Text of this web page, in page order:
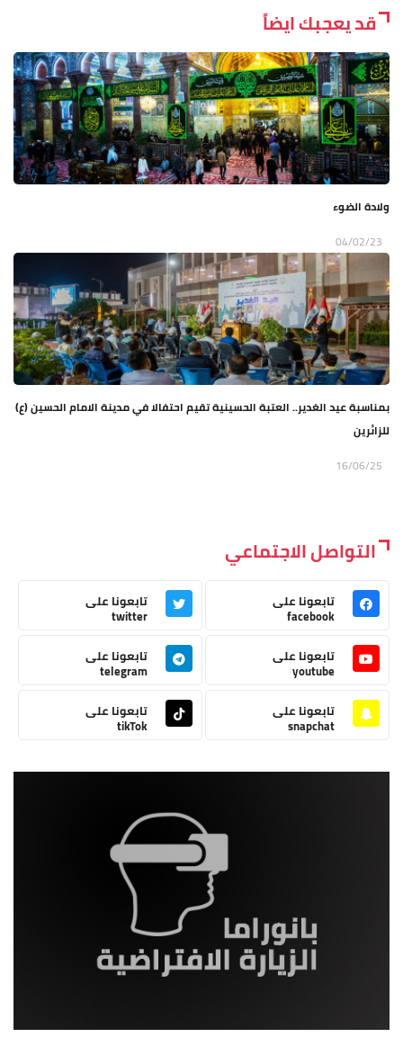
قد يعجبك ايضاً
ولادة الضوء
04/02/23
بمناسبة عيد الغدير.. العتبة الحسينية تقيم احتفالا في مدينة الامام الحسين (ع)
للزائرين
16/06/25
التواصل الاجتماعي
تابعونا على
facebook
تابعونا على
twitter
تابعونا على
youtube
تابعونا على
telegram
تابعونا على
snapchat
تابعونا على
tikTok